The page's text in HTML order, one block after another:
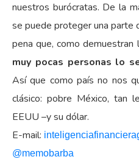
nuestros burócratas. De la
se puede proteger una parte
pena que, como
muy pocas personas lo
Así que como país no nos
clásico: pobre México, tan
EEUU –y su dólar.
E-mail:
@memobarba